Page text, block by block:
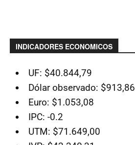
INDICADORES ECONOMICOS
UF: $40.844,79
Dólar observado: $913,86
Euro: $1.053,08
IPC: -0.2
UTM: $71.649,00